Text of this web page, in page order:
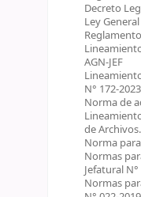
Decreto
Ley
AGN-JEF
N° 172-
Norma de
de
Norma
Normas
Jefatural
Normas